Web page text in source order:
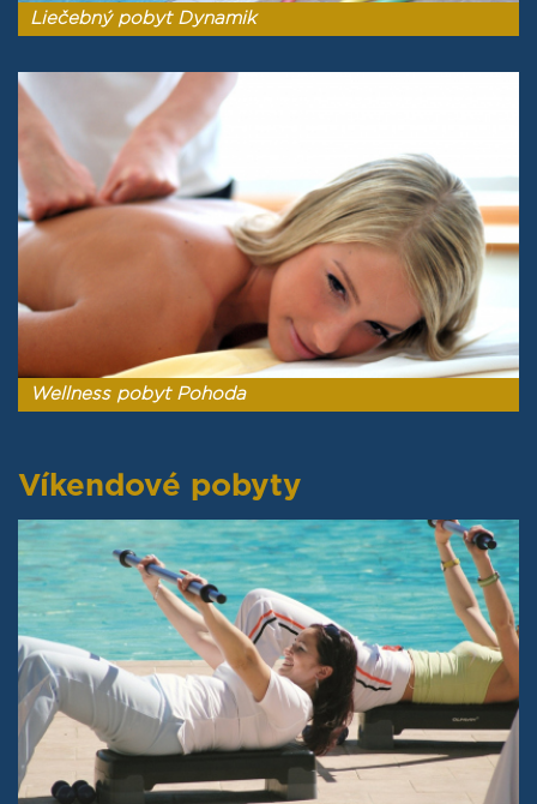
Liečebný pobyt Dynamik
Wellness pobyt Pohoda
Víkendové pobyty